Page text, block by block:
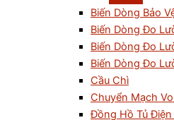
Biến Dòng Bảo
Biến Dòng Đo
Biến Dòng Đo
Biến Dòng Đo
Cầu Chì
Chuyển Mạch
Đồng Hồ Tủ